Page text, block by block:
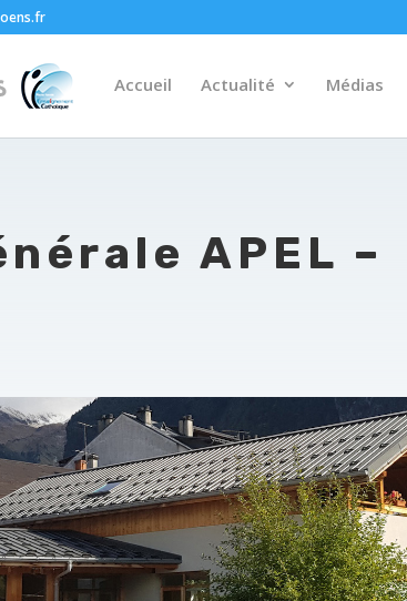
Accueil Actualité Médias
APEL –